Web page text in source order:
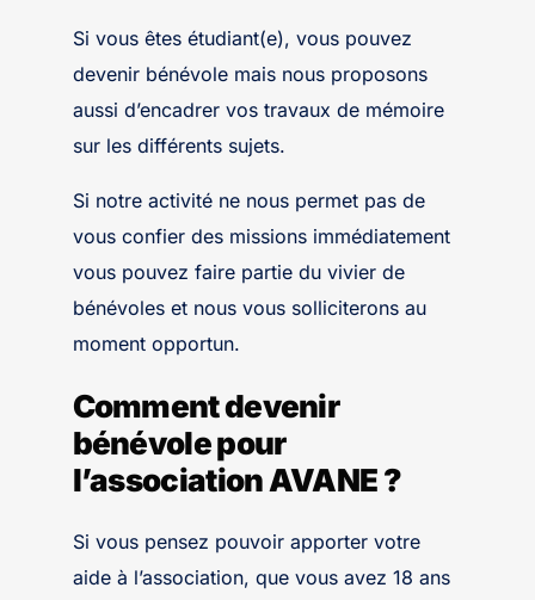
Si vous êtes étudiant(e), vous pouvez
devenir bénévole mais nous proposons
aussi d’encadrer vos travaux de mémoire
sur les différents sujets.
Si notre activité ne nous permet pas de
vous confier des missions immédiatement
vous pouvez faire partie du vivier de
bénévoles et nous vous solliciterons au
moment opportun.
Comment devenir
bénévole pour
l’association AVANE ?
Si vous pensez pouvoir apporter votre
aide à l’association, que vous avez 18 ans